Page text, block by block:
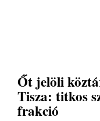
Őt jelöli
Tisza: titkos
frakció